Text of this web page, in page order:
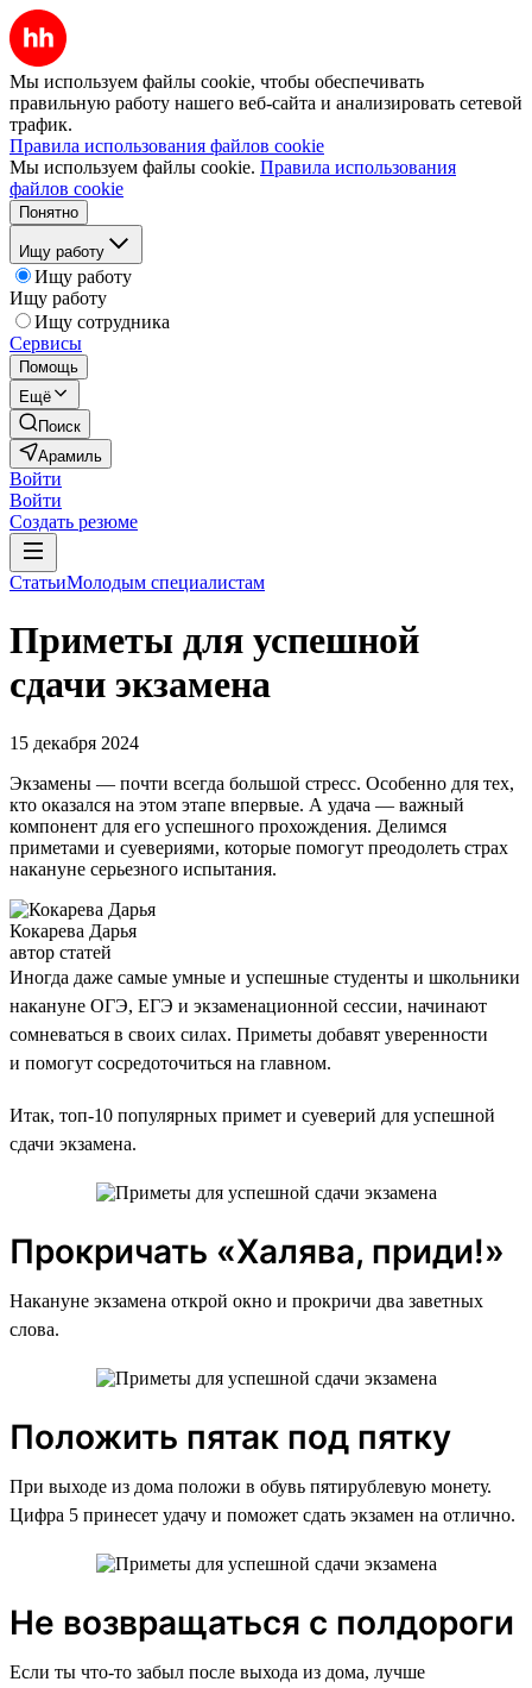
Мы используем файлы cookie, чтобы обеспечивать
правильную работу нашего веб-сайта и анализировать сетевой
трафик.
Правила использования файлов cookie
Мы используем файлы cookie. Правила использования
файлов cookie
Понятно
Ищу работу
Ищу работу
Ищу работу
Ищу сотрудника
Сервисы
Помощь
Ещё
Поиск
Арамиль
Войти
Войти
Создать резюме
СтатьиМолодым специалистам
Приметы для успешной
сдачи экзамена
15 декабря 2024
Экзамены — почти всегда большой стресс. Особенно для тех,
кто оказался на этом этапе впервые. А удача — важный
компонент для его успешного прохождения. Делимся
приметами и суевериями, которые помогут преодолеть страх
накануне серьезного испытания.
Кокарева Дарья
автор статей
Иногда даже самые умные и успешные студенты и школьники
накануне ОГЭ, ЕГЭ и экзаменационной сессии, начинают
сомневаться в своих силах. Приметы добавят уверенности
и помогут сосредоточиться на главном.
Итак, топ-10 популярных примет и суеверий для успешной
сдачи экзамена.
Прокричать «Халява, приди!»
Накануне экзамена открой окно и прокричи два заветных
слова.
Положить пятак под пятку
При выходе из дома положи в обувь пятирублевую монету.
Цифра 5 принесет удачу и поможет сдать экзамен на отлично.
Не возвращаться с полдороги
Если ты что-то забыл после выхода из дома, лучше